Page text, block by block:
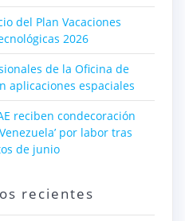
del Plan Vacaciones
2026
de la Oficina de
aplicaciones espaciales
reciben condecoración
por labor tras
de junio
recientes